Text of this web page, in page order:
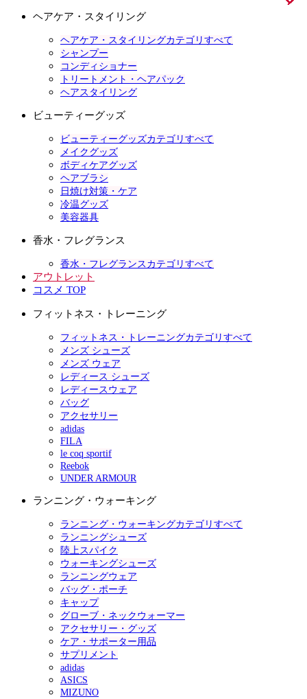
ヘアケア・スタイリング
ヘアケア・スタイリングカテゴリすべて
シャンプー
コンディショナー
トリートメント・ヘアパック
ヘアスタイリング
ビューティーグッズ
ビューティーグッズカテゴリすべて
メイクグッズ
ボディケアグッズ
ヘアブラシ
日焼け対策・ケア
冷温グッズ
美容器具
香水・フレグランス
香水・フレグランスカテゴリすべて
アウトレット
コスメ TOP
フィットネス・トレーニング
フィットネス・トレーニングカテゴリすべて
メンズ シューズ
メンズ ウェア
レディース シューズ
レディースウェア
バッグ
アクセサリー
adidas
FILA
le coq sportif
Reebok
UNDER ARMOUR
ランニング・ウォーキング
ランニング・ウォーキングカテゴリすべて
ランニングシューズ
陸上スパイク
ウォーキングシューズ
ランニングウェア
バッグ・ポーチ
キャップ
グローブ・ネックウォーマー
アクセサリー・グッズ
ケア・サポーター用品
サプリメント
adidas
ASICS
MIZUNO